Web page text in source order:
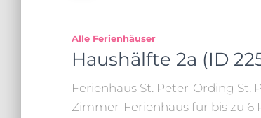
Alle Ferienhäuser
Haushälfte 2a (ID
Ferienhaus St. Peter-Ording St.
Zimmer-Ferienhaus für bis zu 6